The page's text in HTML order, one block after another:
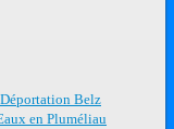
Belz
en Pluméliau